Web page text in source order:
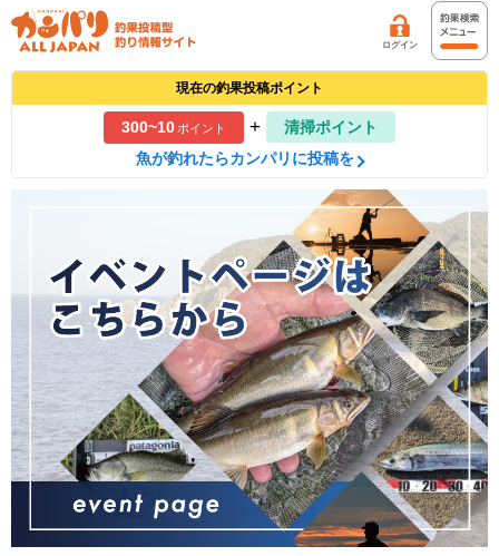
ログイン
現在の釣果投稿ポイント
300~10ポイント +
清掃ポイント
魚が釣れたらカンパリに投稿を